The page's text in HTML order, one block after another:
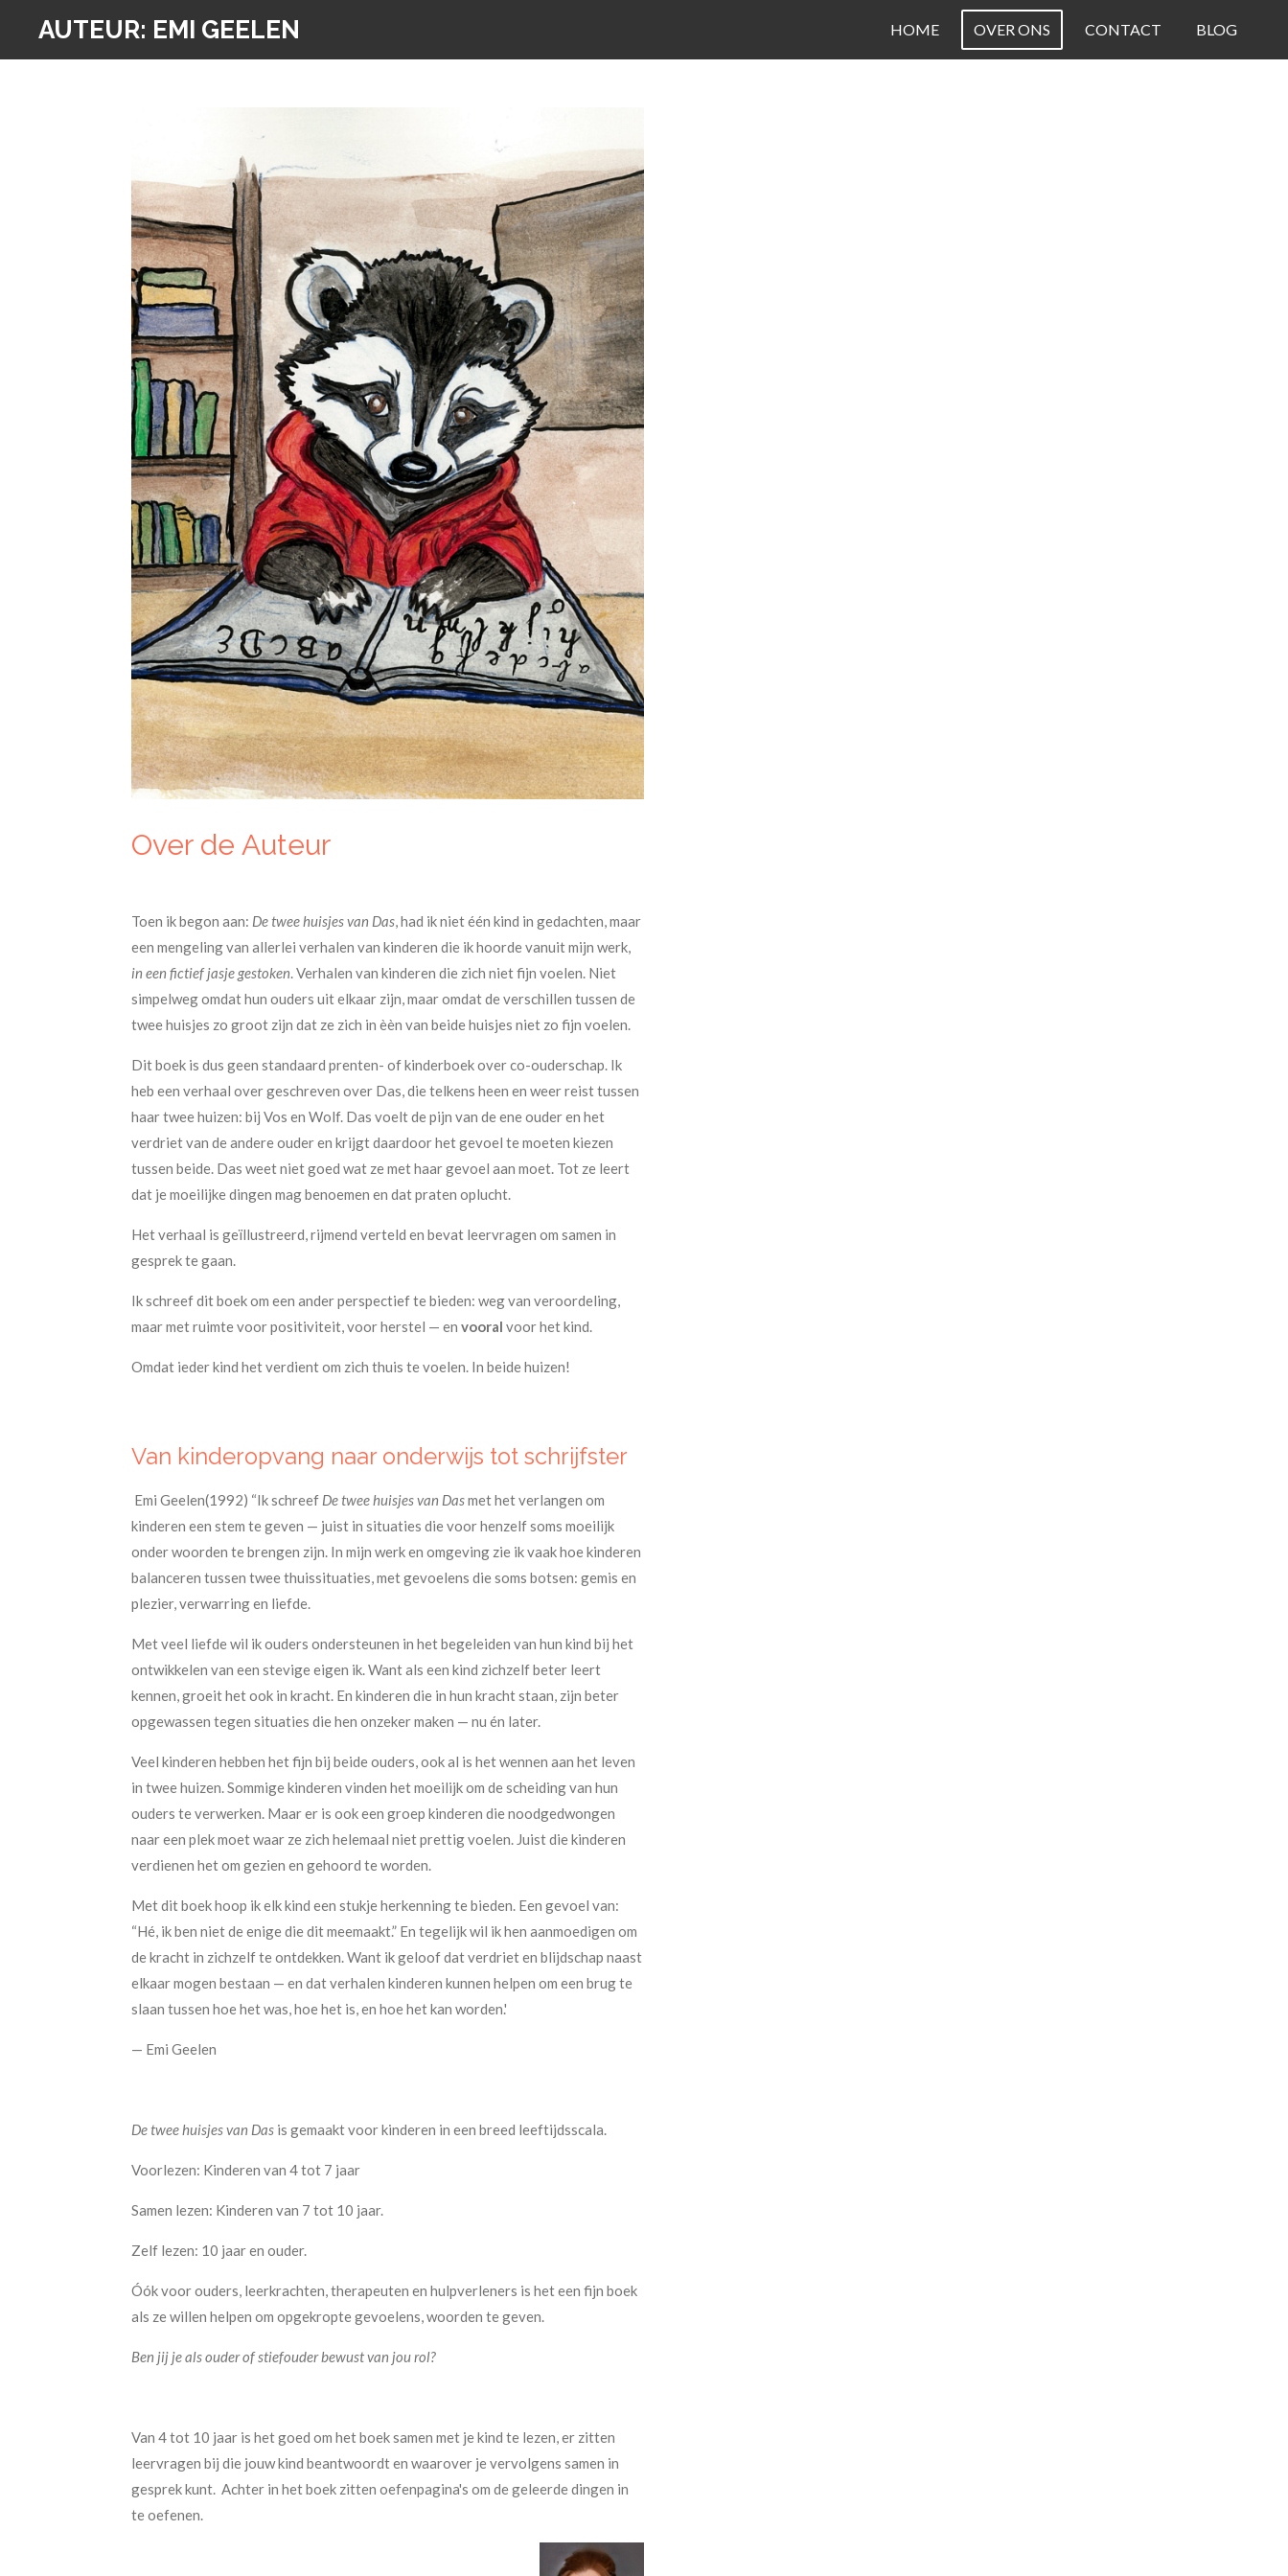
AUTEUR: EMI GEELEN HOME OVER ONS CONTACT BLOG
Over de Auteur
Toen ik begon aan: De twee huisjes van Das , had ik niet één kind in gedachten, maar
een mengeling van allerlei verhalen van kinderen die ik hoorde vanuit mijn werk,
in een fictief jasje gestoken . Verhalen van kinderen die zich niet fijn voelen. Niet
simpelweg omdat hun ouders uit elkaar zijn, maar omdat de verschillen tussen de
twee huisjes zo groot zijn dat ze zich in èèn van beide huisjes niet zo fijn voelen.
Dit boek is dus geen standaard prenten- of kinderboek over co-ouderschap. Ik
heb een verhaal over geschreven over Das, die telkens heen en weer reist tussen
haar twee huizen: bij Vos en Wolf. Das voelt de pijn van de ene ouder en het
verdriet van de andere ouder en krijgt daardoor het gevoel te moeten kiezen
tussen beide. Das weet niet goed wat ze met haar gevoel aan moet. Tot ze leert
dat je moeilijke dingen mag benoemen en dat praten oplucht.
Het verhaal is geïllustreerd, rijmend verteld en bevat leervragen om samen in
gesprek te gaan.
Ik schreef dit boek om een ander perspectief te bieden: weg van veroordeling,
maar met ruimte voor positiviteit, voor herstel — en vooral voor het kind.
Omdat ieder kind het verdient om zich thuis te voelen. In beide huizen!
​Van kinderopvang naar onderwijs tot schrijfster
Emi Geelen(1992) “Ik schreef De twee huisjes van Dasmet het verlangen om
kinderen een stem te geven — juist in situaties die voor henzelf soms moeilijk
onder woorden te brengen zijn. In mijn werk en omgeving zie ik vaak hoe kinderen
balanceren tussen twee thuissituaties, met gevoelens die soms botsen: gemis en
plezier, verwarring en liefde.
Met veel liefde wil ik ouders ondersteunen in het begeleiden van hun kind bij het
ontwikkelen van een stevige eigen ik. Want als een kind zichzelf beter leert
kennen, groeit het ook in kracht. En kinderen die in hun kracht staan, zijn beter
opgewassen tegen situaties die hen onzeker maken — nu én later.
Veel kinderen hebben het fijn bij beide ouders, ook al is het wennen aan het leven
in twee huizen. Sommige kinderen vinden het moeilijk om de scheiding van hun
ouders te verwerken. Maar er is ook een groep kinderen die noodgedwongen
naar een plek moet waar ze zich helemaal niet prettig voelen. Juist die kinderen
verdienen het om gezien en gehoord te worden.
Met dit boek hoop ik elk kind een stukje herkenning te bieden. Een gevoel van:
“Hé, ik ben niet de enige die dit meemaakt.” En tegelijk wil ik hen aanmoedigen om
de kracht in zichzelf te ontdekken. Want ik geloof dat verdriet en blijdschap naast
elkaar mogen bestaan — en dat verhalen kinderen kunnen helpen om een brug te
slaan tussen hoe het was, hoe het is, en hoe het kan worden.'
— Emi Geelen
De twee huisjes van Das is gemaakt voor kinderen in een breed leeftijdsscala.
Voorlezen: Kinderen van 4 tot 7 jaar
Samen lezen: Kinderen van 7 tot 10 jaar.
Zelf lezen: 10 jaar en ouder.
Óók voor ouders, leerkrachten, therapeuten en hulpverleners is het een fijn boek
als ze willen helpen om opgekropte gevoelens, woorden te geven.
Ben jij je als ouder of stiefouder bewust van jou rol?
Van 4 tot 10 jaar is het goed om het boek samen met je kind te lezen, er zitten
leervragen bij die jouw kind beantwoordt en waarover je vervolgens samen in
gesprek kunt. Achter in het boek zitten oefenpagina's om de geleerde dingen in
te oefenen.